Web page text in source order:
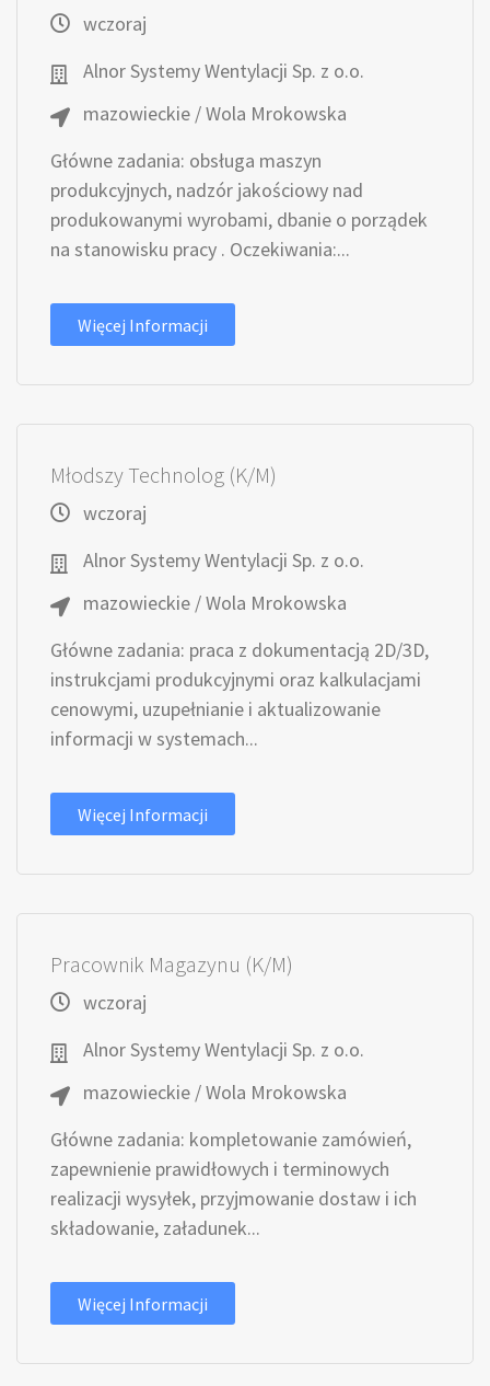
wczoraj
Alnor Systemy Wentylacji Sp. z o.o.
mazowieckie / Wola Mrokowska
Główne zadania: obsługa maszyn
produkcyjnych, nadzór jakościowy nad
produkowanymi wyrobami, dbanie o porządek
na stanowisku pracy . Oczekiwania:...
Więcej Informacji
Młodszy Technolog (K/M)
wczoraj
Alnor Systemy Wentylacji Sp. z o.o.
mazowieckie / Wola Mrokowska
Główne zadania: praca z dokumentacją 2D/3D,
instrukcjami produkcyjnymi oraz kalkulacjami
cenowymi, uzupełnianie i aktualizowanie
informacji w systemach...
Więcej Informacji
Pracownik Magazynu (K/M)
wczoraj
Alnor Systemy Wentylacji Sp. z o.o.
mazowieckie / Wola Mrokowska
Główne zadania: kompletowanie zamówień,
zapewnienie prawidłowych i terminowych
realizacji wysyłek, przyjmowanie dostaw i ich
składowanie, załadunek...
Więcej Informacji